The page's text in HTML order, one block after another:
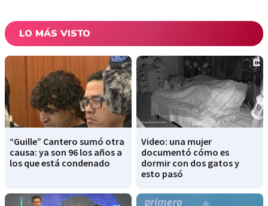
LO MÁS VISTO
“Guille” Cantero sumó otra
causa: ya son 96 los años a
los que está condenado
Video: una mujer
documentó cómo es
dormir con dos gatos y
esto pasó